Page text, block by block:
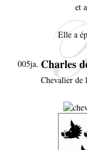
et
Elle a
005ja. Charles
Chevalier de